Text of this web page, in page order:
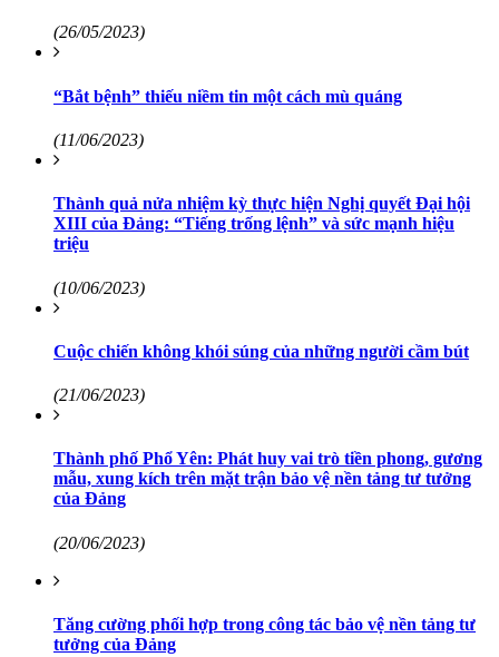
(26/05/2023)
“Bắt bệnh” thiếu niềm tin một cách mù quáng
(11/06/2023)
Thành quả nửa nhiệm kỳ thực hiện Nghị quyết Đại hội
XIII của Đảng: “Tiếng trống lệnh” và sức mạnh hiệu
triệu
(10/06/2023)
Cuộc chiến không khói súng của những người cầm bút
(21/06/2023)
Thành phố Phổ Yên: Phát huy vai trò tiền phong, gương
mẫu, xung kích trên mặt trận bảo vệ nền tảng tư tưởng
của Ðảng
(20/06/2023)
Tăng cường phối hợp trong công tác bảo vệ nền tảng tư
tưởng của Đảng